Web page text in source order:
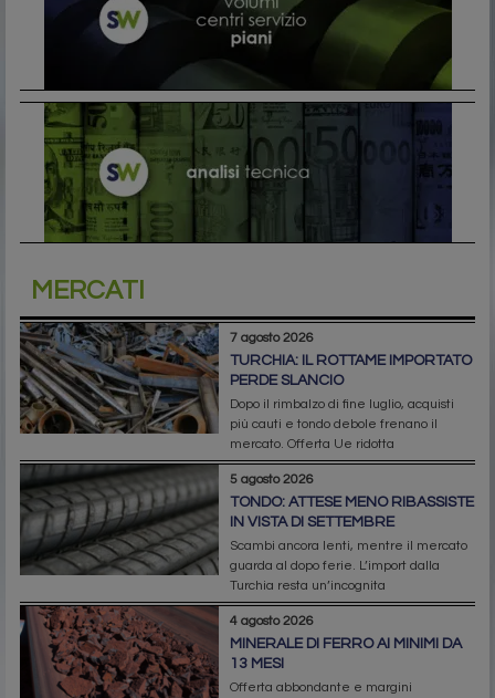
MERCATI
7 agosto 2026
TURCHIA: IL ROTTAME IMPORTATO
PERDE SLANCIO
Dopo il rimbalzo di fine luglio, acquisti
più cauti e tondo debole frenano il
mercato. Offerta Ue ridotta
5 agosto 2026
TONDO: ATTESE MENO RIBASSISTE
IN VISTA DI SETTEMBRE
Scambi ancora lenti, mentre il mercato
guarda al dopo ferie. L’import dalla
Turchia resta un’incognita
4 agosto 2026
MINERALE DI FERRO AI MINIMI DA
13 MESI
Offerta abbondante e margini